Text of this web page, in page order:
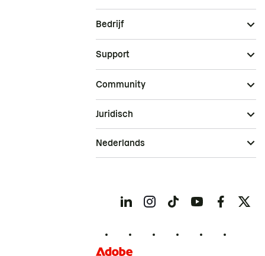
Bedrijf
Support
Community
Juridisch
Nederlands